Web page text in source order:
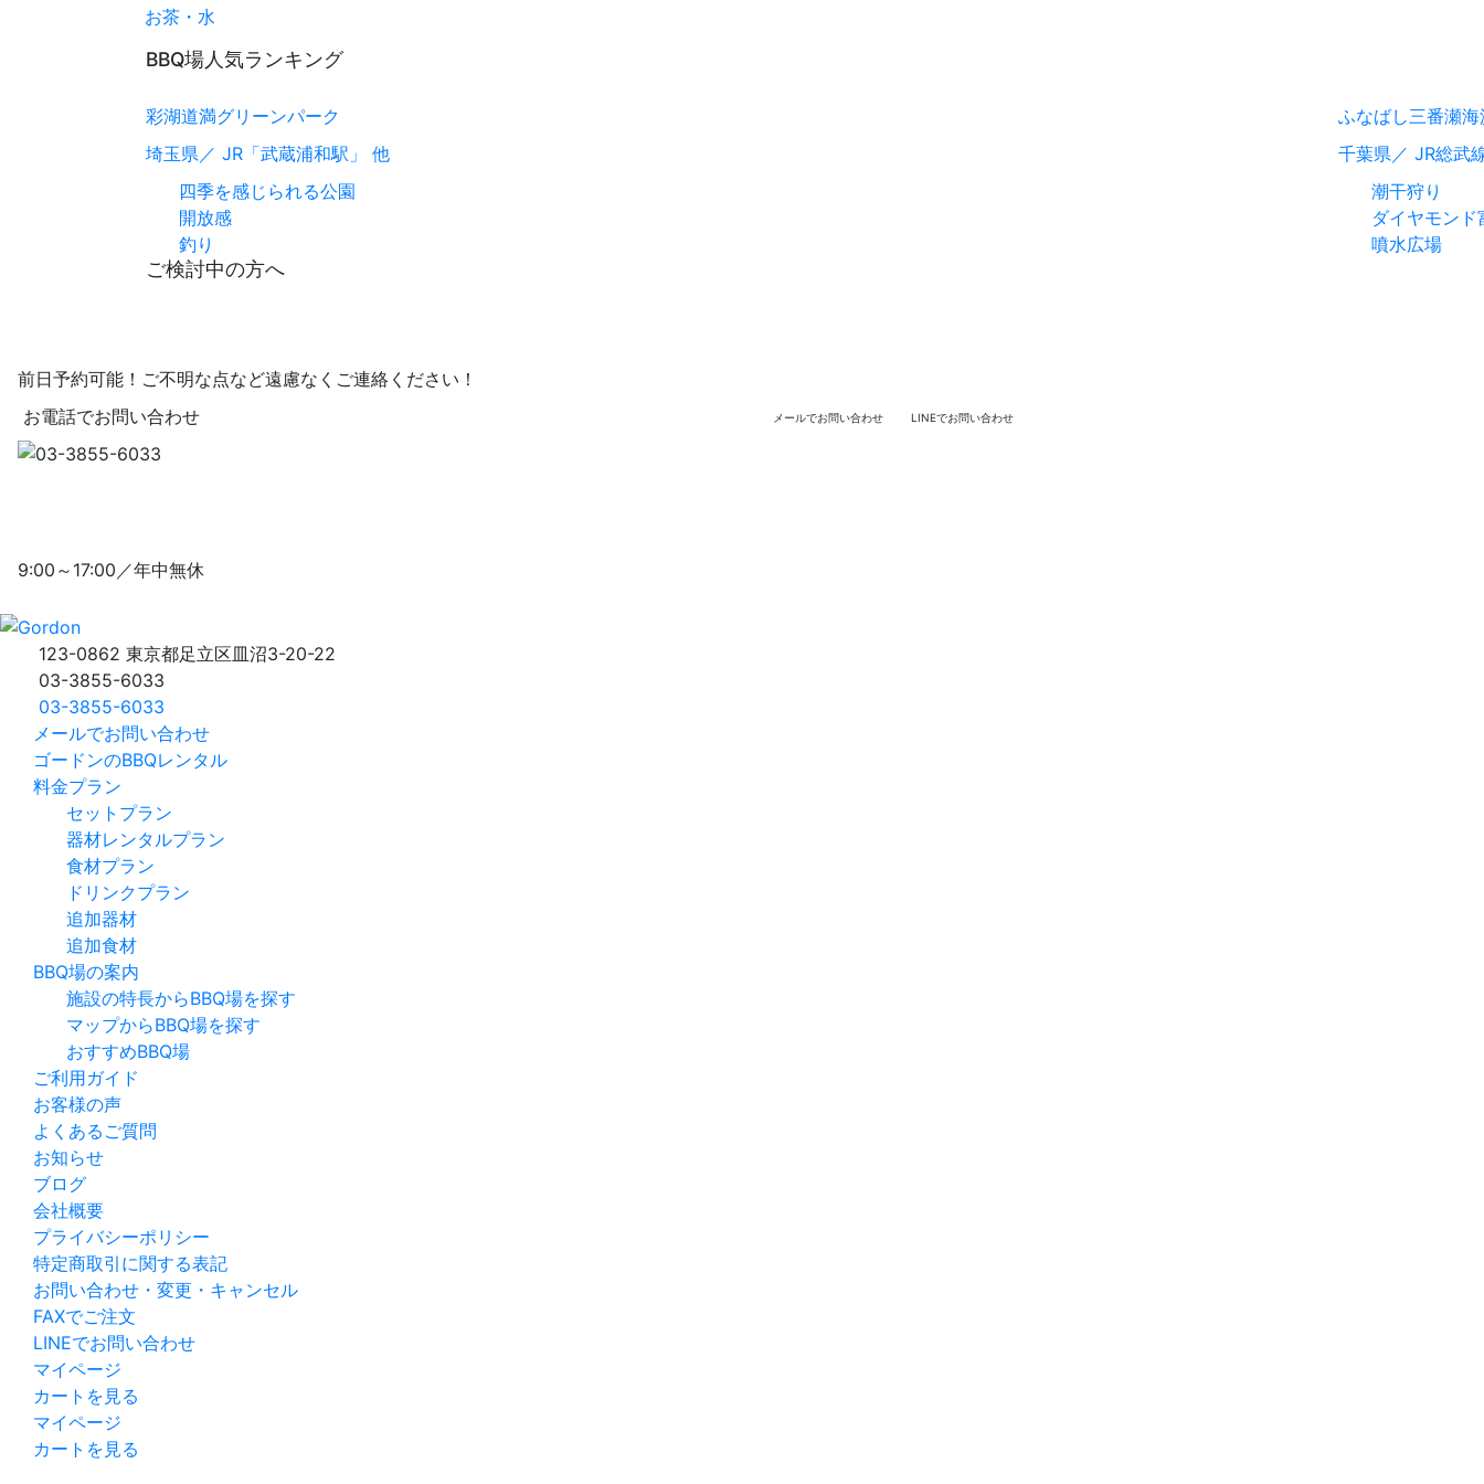
お茶・水
BBQ場人気ランキング
彩湖道満グリーンパーク
埼玉県／ JR「武蔵浦和駅」 他
四季を感じられる公園
開放感
釣り
ふなばし三番瀬
千葉県／ JR総武
潮干狩り
ダイヤモンド
噴水広場
ご検討中の方へ
前日予約可能！ ご不明な点など遠慮なく ご連絡ください！
お電話でお問い合わせ
9:00～17:00／年中無休
メールでお問い合わせ LINEでお問い合わせ
123-0862 東京都足立区皿沼3-20-22
03-3855-6033
03-3855-6033
メールでお問い合わせ
ゴードンのBBQレンタル
料金プラン
セットプラン
器材レンタルプラン
食材プラン
ドリンクプラン
追加器材
追加食材
BBQ場の案内
施設の特長からBBQ場を探す
マップからBBQ場を探す
おすすめBBQ場
ご利用ガイド
お客様の声
よくあるご質問
お知らせ
ブログ
会社概要
プライバシーポリシー
特定商取引に関する表記
お問い合わせ・変更・キャンセル
FAXでご注文
LINEでお問い合わせ
マイページ
カートを見る
マイページ
カートを見る